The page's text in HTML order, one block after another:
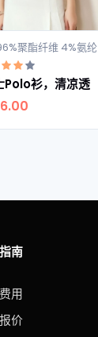
详情
聚酯纤维 4%氨纶
Polo衫，清凉透
南
用
价